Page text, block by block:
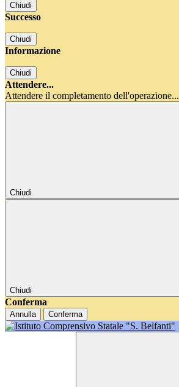
Chiudi
Successo
Chiudi
Informazione
Chiudi
Attendere...
Attendere il completamento dell'operazione...
Chiudi
Chiudi
Conferma
Annulla Conferma